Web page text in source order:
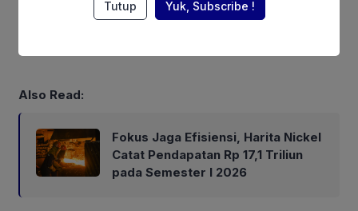
kita dapatkan produksi perikanan budidaya,” tutupnya.
Also Read:
Fokus Jaga Efisiensi, Harita Nickel
Catat Pendapatan Rp 17,1 Triliun
pada Semester I 2026
Tutup Yuk, Subscribe !